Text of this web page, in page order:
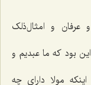
عرفان و امثال‌ذلک
بود که ما عبدیم و
مولا دارای چه